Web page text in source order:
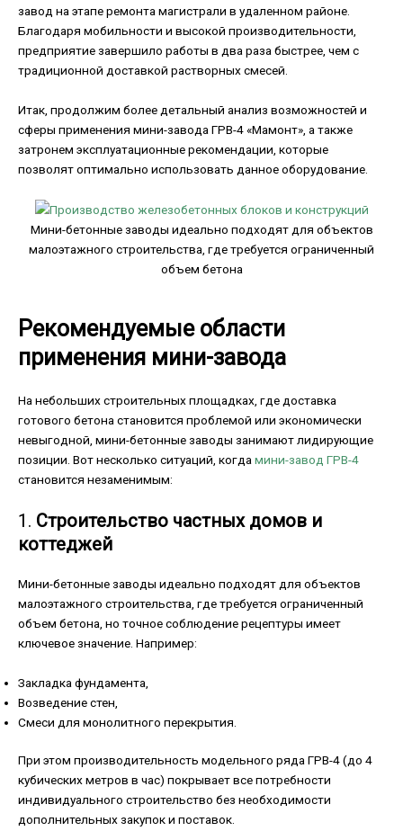
завод на этапе ремонта магистрали в удаленном районе.
Благодаря мобильности и высокой производительности,
предприятие завершило работы в два раза быстрее, чем с
традиционной доставкой растворных смесей.
Итак, продолжим более детальный анализ возможностей и
сферы применения мини-завода ГРВ-4 «Мамонт», а также
затронем эксплуатационные рекомендации, которые
позволят оптимально использовать данное оборудование.
Мини-бетонные заводы идеально подходят для объектов
малоэтажного строительства, где требуется ограниченный
объем бетона
Рекомендуемые области
применения мини-завода
На небольших строительных площадках, где доставка
готового бетона становится проблемой или экономически
невыгодной, мини-бетонные заводы занимают лидирующие
позиции. Вот несколько ситуаций, когда мини-завод ГРВ-4
становится незаменимым:
1. Строительство частных домов и
коттеджей
Мини-бетонные заводы идеально подходят для объектов
малоэтажного строительства, где требуется ограниченный
объем бетона, но точное соблюдение рецептуры имеет
ключевое значение. Например:
Закладка фундамента,
Возведение стен,
Смеси для монолитного перекрытия.
При этом производительность модельного ряда ГРВ-4 (до 4
кубических метров в час) покрывает все потребности
индивидуального строительство без необходимости
дополнительных закупок и поставок.